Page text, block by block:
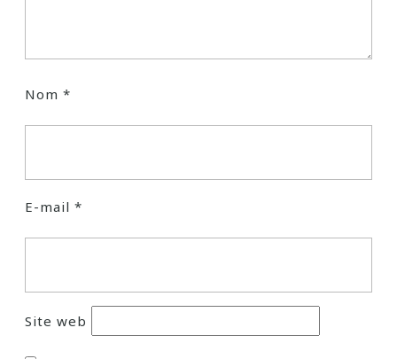
Nom *
E-mail *
Site web